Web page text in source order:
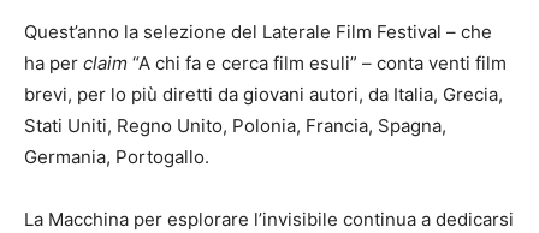
Quest’anno la selezione del Laterale Film Festival – che
ha per claim “A chi fa e cerca film esuli” – conta venti film
brevi, per lo più diretti da giovani autori, da Italia, Grecia,
Stati Uniti, Regno Unito, Polonia, Francia, Spagna,
Germania, Portogallo.
La Macchina per esplorare l’invisibile continua a dedicarsi